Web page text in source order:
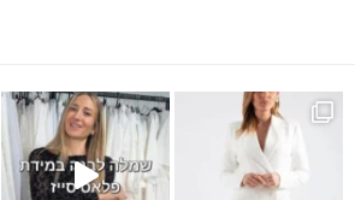
של פלאס סייז / מיד סכמה ביקשתן שהשמלה הזאת תחזו